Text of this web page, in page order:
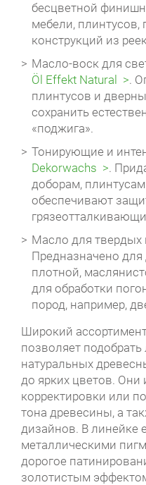
бесцветной
мебели, плинтусов,
конструкций из
Масло-воск для
Öl Effekt Natural
.
плинтусов и
сохранить
«поджига».
Тонирующие и
Dekorwachs
.
доборам,
обеспечивают
Масло для твердых
Предназначено
плотной,
для обработки
пород, например,
Широкий
позволяет
натуральных
до ярких цветов. Они
корректировки или
тона древесины, а
дизайнов. В линейке
металлическими
дорогое
золотистым